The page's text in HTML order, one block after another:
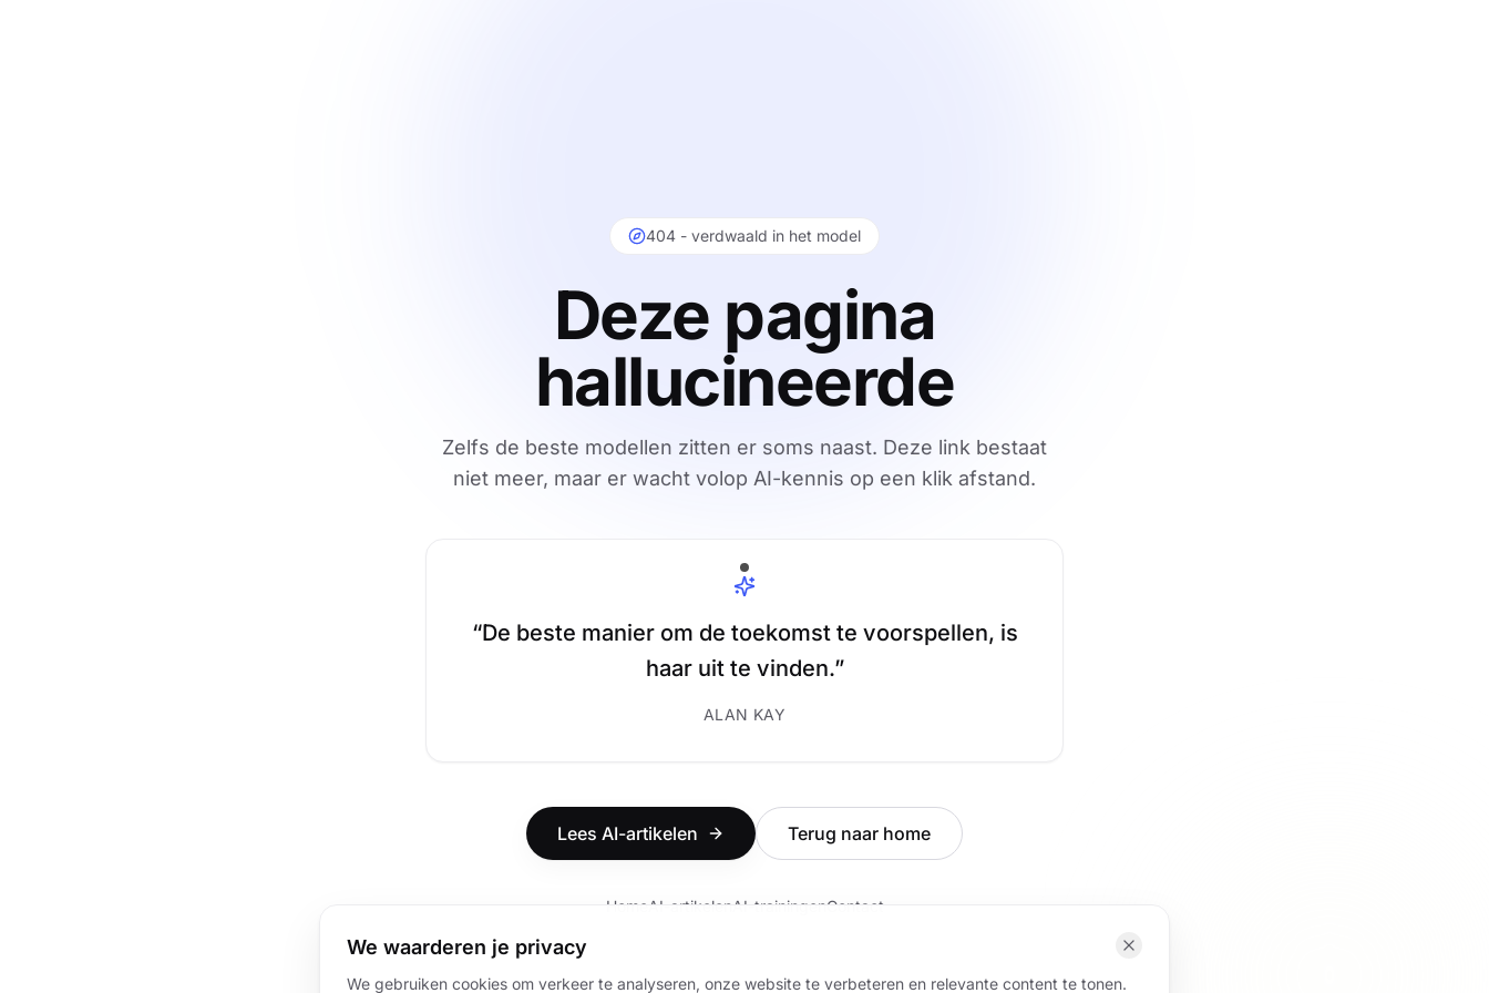
We waarderen je privacy
We gebruiken cookies om verkeer te analyseren, onze website te verbeteren en relevante content te tonen.
404 - verdwaald in het model
Deze pagina
hallucineerde
Zelfs de beste modellen zitten er soms naast. Deze link bestaat
niet meer, maar er wacht volop AI-kennis op een klik afstand.
“De beste manier om de toekomst te voorspellen, is
haar uit te vinden.”
ALAN KAY
Lees AI-artikelen Terug naar home
Home AI-artikelen AI-trainingenContact